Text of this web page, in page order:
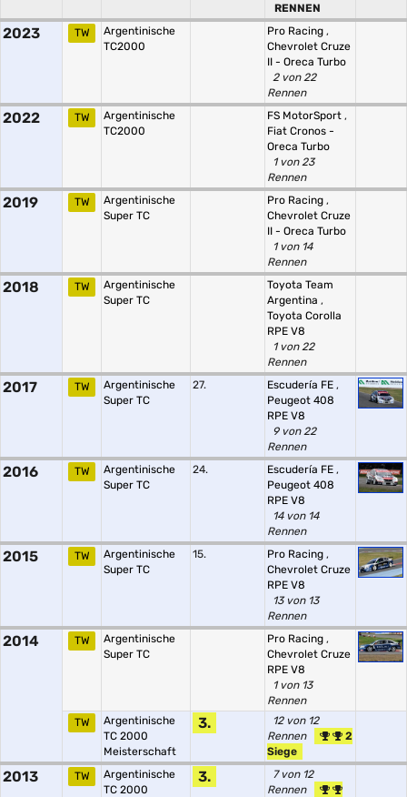
RENNEN
2023 TW
Argentinische
TC2000
Pro Racing ,
Chevrolet Cruze
II - Oreca Turbo
2 von 22
Rennen
2022 TW
Argentinische
TC2000
FS MotorSport ,
Fiat Cronos -
Oreca Turbo
1 von 23
Rennen
2019 TW
Argentinische
Super TC
Pro Racing ,
Chevrolet Cruze
II - Oreca Turbo
1 von 14
Rennen
2018 TW
Argentinische
Super TC
Toyota Team
Argentina ,
Toyota Corolla
RPE V8
1 von 22
Rennen
2017 TW
Argentinische
Super TC
27. Escudería FE ,
Peugeot 408
RPE V8
9 von 22
Rennen
2016 TW
Argentinische
Super TC
24. Escudería FE ,
Peugeot 408
RPE V8
14 von 14
Rennen
2015 TW
Argentinische
Super TC
15. Pro Racing ,
Chevrolet Cruze
RPE V8
13 von 13
Rennen
2014 TW
Argentinische
Super TC
Pro Racing ,
Chevrolet Cruze
RPE V8
1 von 13
Rennen
TW
Argentinische
TC 2000
Meisterschaft
3.
12 von 12
Rennen
2
Siege
2013 TW
Argentinische
TC 2000
3.
7 von 12
Rennen